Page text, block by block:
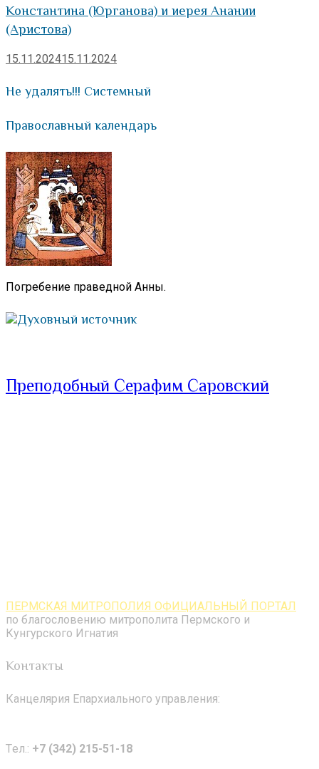
Константина (Юрганова) и иерея Анании
(Аристова)
15.11.202415.11.2024
Не удалять!!! Системный
Православный календарь
Погребение праведной Анны.
Духовный источник
Преподобный Серафим Саровский
ПЕРМСКАЯ МИТРОПОЛИЯ ОФИЦИАЛЬНЫЙ ПОРТАЛ
по благословению митрополита Пермского и
Кунгурского Игнатия
Контакты
Канцелярия Епархиального управления:
Tел.: +7 (342) 215-51-18